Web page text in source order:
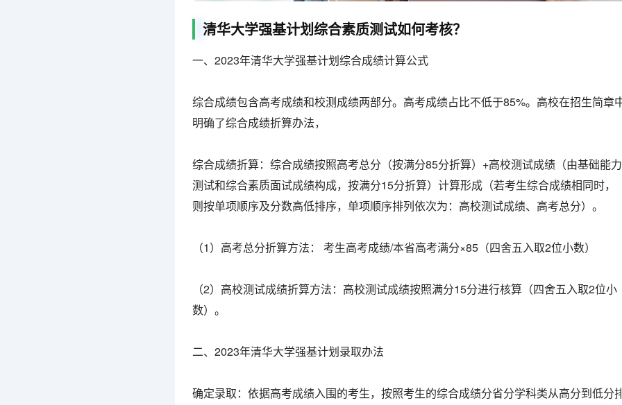
清华大学强基计划综合素质测试如何考核？
一、2023年清华大学强基计划综合成绩计算公式
综合成绩包含高考成绩和校测成绩两部分。高考成绩占比不低于85%。高校在招生简章
明确了综合成绩折算办法，
综合成绩折算：综合成绩按照高考总分（按满分85分折算）+高校测试成绩（由基础能力
测试和综合素质面试成绩构成，按满分15分折算）计算形成（若考生综合成绩相同时，
则按单项顺序及分数高低排序，单项顺序排列依次为：高校测试成绩、高考总分）。
（1）高考总分折算方法： 考生高考成绩/本省高考满分×85（四舍五入取2位小数）
（2）高校测试成绩折算方法：高校测试成绩按照满分15分进行核算（四舍五入取2位小
数）。
二、2023年清华大学强基计划录取办法
确定录取：依据高考成绩入围的考生，按照考生的综合成绩分省分学科类从高分到低分